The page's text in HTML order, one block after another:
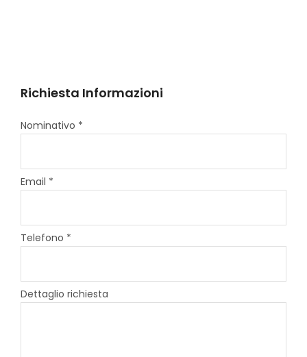
Richiesta Informazioni
Nominativo *
Email *
Telefono *
Dettaglio richiesta